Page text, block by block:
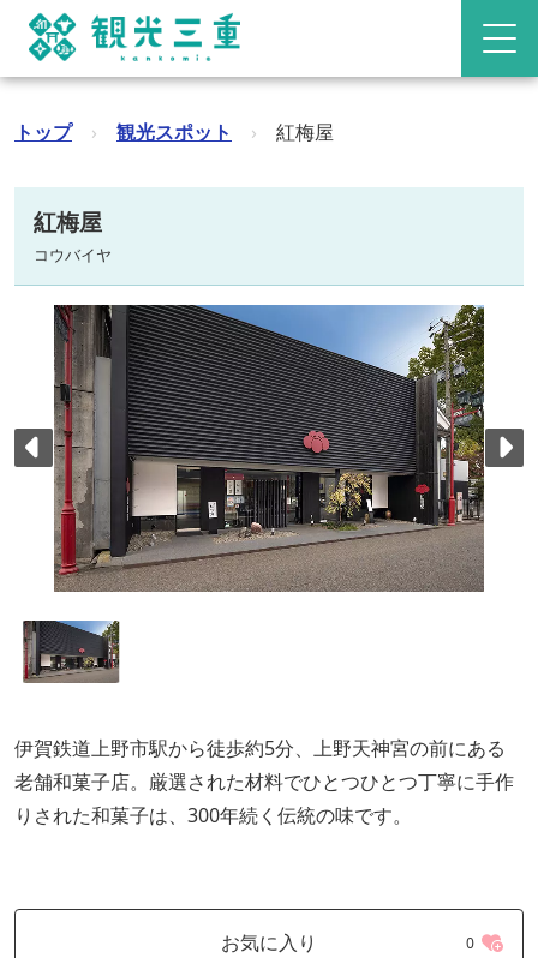
トップ › 観光スポット › 紅梅屋
紅梅屋
コウバイヤ
伊賀鉄道上野市駅から徒歩約5分、上野天神宮の前にある
老舗和菓子店。厳選された材料でひとつひとつ丁寧に手作
りされた和菓子は、300年続く伝統の味です。
お気に入り 0